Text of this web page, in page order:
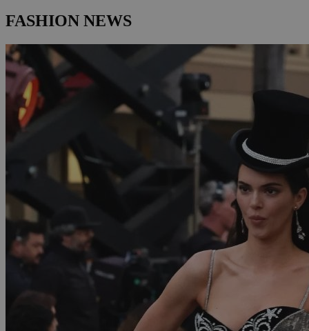
FASHION NEWS